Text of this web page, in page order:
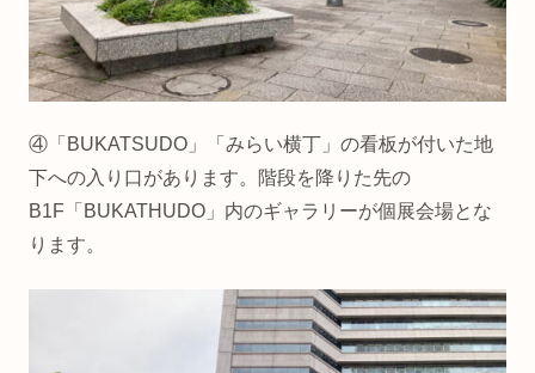
④「BUKATSUDO」「みらい横丁」の看板が付いた地
下への入り口があります。階段を降りた先の
B1F「BUKATHUDO」内のギャラリーが個展会場とな
ります。